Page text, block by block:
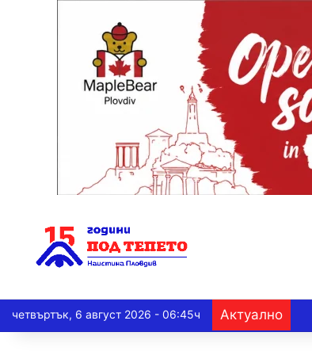
четвъртък, 6 август 2026 - 06:45ч Актуално